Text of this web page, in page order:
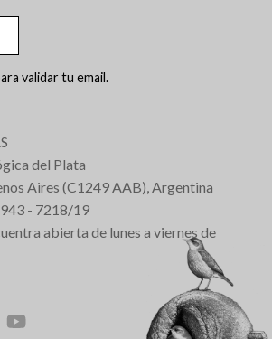
validar tu email.
del Plata
Aires (C1249 AAB), Argentina
- 7218/19
abierta de lunes a viernes de